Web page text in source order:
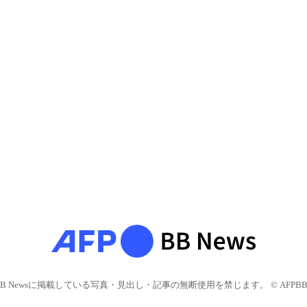
Newsに掲載している写真・見出し・記事の無断使用を禁じます。 © AFPBB